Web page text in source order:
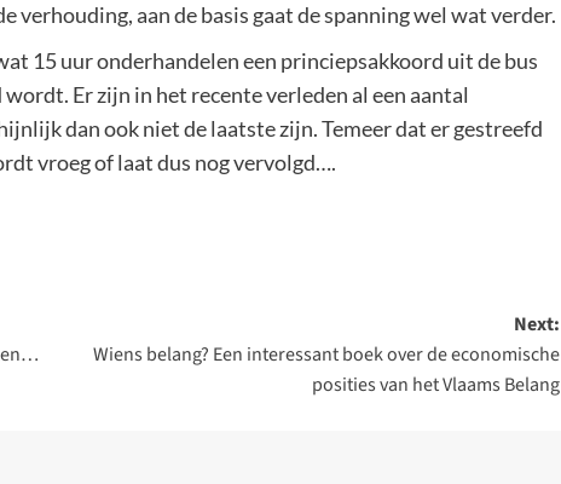
verhouding, aan de basis gaat de spanning wel wat verder.
15 uur onderhandelen een princiepsakkoord uit de bus
Er zijn in het recente verleden al een aantal
dan ook niet de laatste zijn. Temeer dat er gestreefd
vroeg of laat dus nog vervolgd….
Next:
Wiens belang? Een interessant boek over de economische
posities van het Vlaams Belang